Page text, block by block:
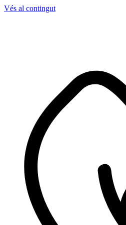
Vés al contingut